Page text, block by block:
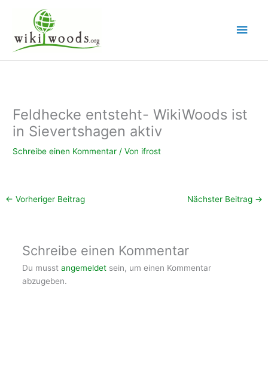
springen
Feldhecke entsteht- WikiWoods ist
in Sievertshagen aktiv
Schreibe einen Kommentar / Von ifrost
← Vorheriger Beitrag Nächster Beitrag →
Schreibe einen Kommentar
Du musst angemeldetsein, um einen Kommentar
abzugeben.